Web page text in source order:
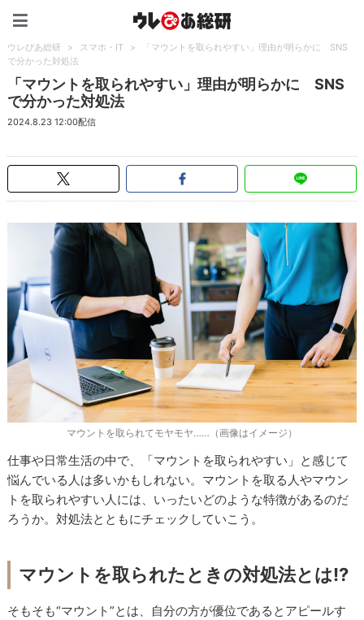
ウレぴあ総研 > スマホ・IT >
「マウントを取られやすい」理由が明らかに SNS
で分かった対処法
「マウントを取られやすい」理由が明らかに SNS
で分かった対処法
2024.8.23 12:00配信
マウントを取られてモヤモヤ……（画像はイメージ）
仕事や日常生活の中で、「マウントを取られやすい」と感じて
悩んでいる人は多いかもしれない。マウントを取る人やマウン
トを取られやすい人には、いったいどのような特徴があるのだ
ろうか。対処法とともにチェックしていこう。
マウントを取られたときの対処法とは!?
そもそも“マウント”とは、自分の方が優位であるとアピールす